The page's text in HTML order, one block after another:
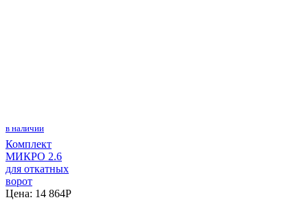
в наличии
Комплект
МИКРО 2.6
для откатных
ворот
Цена: 14 864P